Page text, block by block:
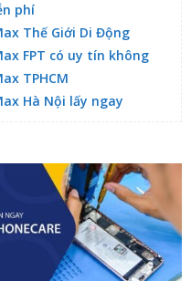
phí
Thế Giới Di Động
FPT có uy tín không
TPHCM
Hà Nội lấy ngay